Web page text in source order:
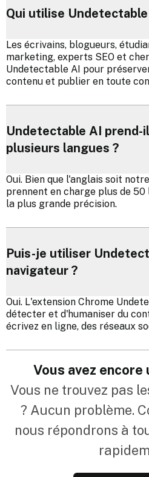
Qui utilise Undetectable
Les écrivains, blogueurs,
marketing, experts SEO et
Undetectable AI pour
contenu et publier en toute
Undetectable AI prend-
plusieurs langues ?
Oui. Bien que l'anglais soit
prennent en charge plus de
la plus grande précision.
Puis-je utiliser
navigateur ?
Oui. L'extension Chrome
détecter et d'humaniser du
écrivez en ligne, des réseaux
Vous avez encore
Vous ne trouvez pas
? Aucun problème.
nous répondrons à